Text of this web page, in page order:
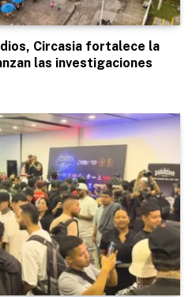
Circasia fortalece la
las investigaciones